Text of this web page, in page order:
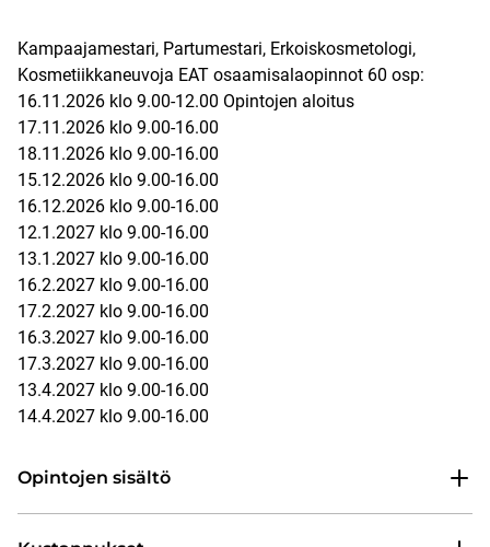
Kampaajamestari, Partumestari, Erkoiskosmetologi,
Kosmetiikkaneuvoja EAT osaamisalaopinnot 60 osp:
16.11.2026 klo 9.00-12.00 Opintojen aloitus
17.11.2026 klo 9.00-16.00
18.11.2026 klo 9.00-16.00
15.12.2026 klo 9.00-16.00
16.12.2026 klo 9.00-16.00
12.1.2027 klo 9.00-16.00
13.1.2027 klo 9.00-16.00
16.2.2027 klo 9.00-16.00
17.2.2027 klo 9.00-16.00
16.3.2027 klo 9.00-16.00
17.3.2027 klo 9.00-16.00
13.4.2027 klo 9.00-16.00
14.4.2027 klo 9.00-16.00
Opintojen sisältö